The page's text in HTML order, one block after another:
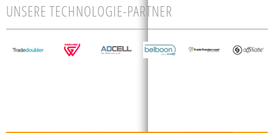
UNSERE TECHNOLOGIE-PARTNER